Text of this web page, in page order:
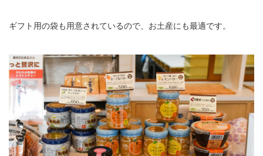
ギフト用の袋も用意されているので、お土産にも最適です。